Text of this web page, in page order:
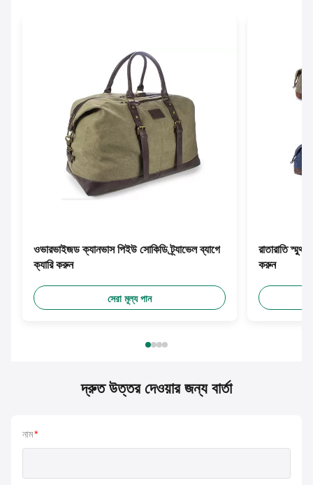
ওভারভাইজড ক্যানভাস পিইউ সোকিডি ট্র্যাভেল ব্যাগে
ক্যারি করুন
সেরা মূল্য পান
রাতারাতি স্মুথ
করুন
দ্রুত উত্তর দেওয়ার জন্য বার্তা
নাম*